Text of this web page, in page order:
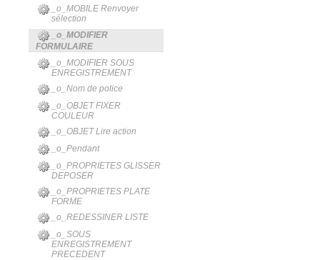
_o_MOBILE Renvoyer
sélection
_o_MODIFIER
FORMULAIRE
_o_MODIFIER SOUS
ENREGISTREMENT
_o_Nom de police
_o_OBJET FIXER
COULEUR
_o_OBJET Lire action
_o_Pendant
_o_PROPRIETES GLISSER
DEPOSER
_o_PROPRIETES PLATE
FORME
_o_REDESSINER LISTE
_o_SOUS
ENREGISTREMENT
PRECEDENT